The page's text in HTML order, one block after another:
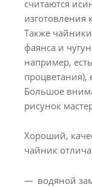
считаются
изготовления
Также
фаянса и
например,
процветания),
Большое
рисунок
Хороший,
чайник
водяной